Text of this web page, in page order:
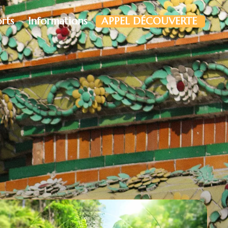
Informations APPEL DÉCOUVERTE